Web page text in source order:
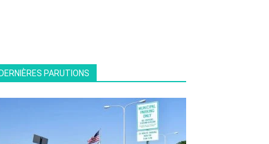
PARUTIONS